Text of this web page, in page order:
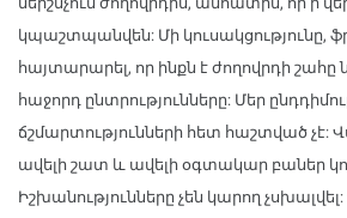
կպաշտպանվեն: Մի կուսակցությունը,
հայտարարել, որ ինքն է ժողովրդի շահը
հաջորդ ընտրությունները: Մեր
ճշմարտությունների հետ հաշտված չէ:
ավելի շատ և ավելի օգտակար բաներ
Իշխանությունները չեն կարող